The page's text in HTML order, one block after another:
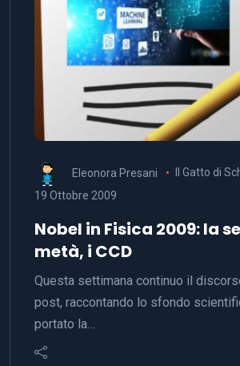
Eleonora Presani
Il Gatto di
19 Ottobre 2009
Nobel in Fisica 2009: la
metà, i CCD
Questa settimana continuo il
post, raccontando lo sfondo
portato la…